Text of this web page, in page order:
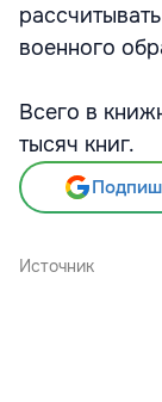
военного
Всего в
тысяч книг.
Источник